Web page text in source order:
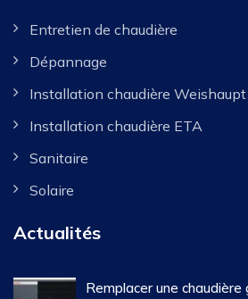
Entretien de chaudière
Dépannage
Installation chaudière Weishaupt
Installation chaudière ETA
Sanitaire
Solaire
Actualités
Remplacer une